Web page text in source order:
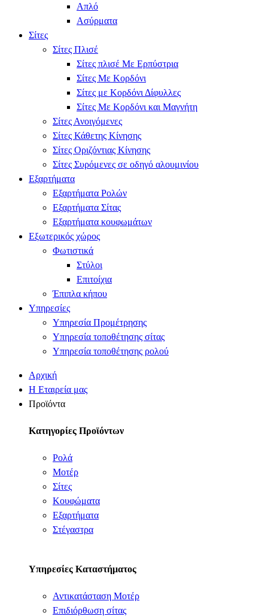
Απλό
Ασύρματα
Σίτες
Σίτες Πλισέ
Σίτες πλισέ Με Ερπύστρια
Σίτες Με Κορδόνι
Σίτες με Κορδόνι Δίφυλλες
Σίτες Με Κορδόνι και Μαγνήτη
Σίτες Ανοιγόμενες
Σίτες Κάθετης Κίνησης
Σίτες Οριζόντιας Κίνησης
Σίτες Συρόμενες σε οδηγό αλουμινίου
Εξαρτήματα
Εξαρτήματα Ρολών
Εξαρτήματα Σίτας
Εξαρτήματα κουφωμάτων
Εξωτερικός χώρος
Φωτιστικά
Στύλοι
Επιτοίχια
Έπιπλα κήπου
Υπηρεσίες
Υπηρεσία Προμέτρησης
Υπηρεσία τοποθέτησης σίτας
Υπηρεσία τοποθέτησης ρολού
Αρχική
Η Εταιρεία μας
Προϊόντα
Κατηγορίες Προϊόντων
Ρολά
Μοτέρ
Σίτες
Κουφώματα
Εξαρτήματα
Στέγαστρα
Υπηρεσίες Καταστήματος
Αντικατάσταση Μοτέρ
Επιδιόρθωση σίτας